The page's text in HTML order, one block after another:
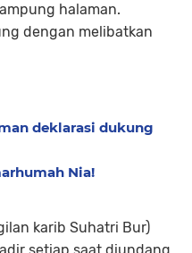
halaman.
dengan melibatkan
deklarasi dukung
Nia!
karib Suhatri Bur)